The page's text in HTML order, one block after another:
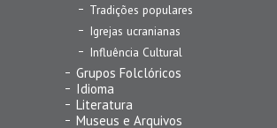
Tradições populares
Igrejas ucranianas
Influência Cultural
Grupos Folclóricos
Idioma
Literatura
Museus e Arquivos